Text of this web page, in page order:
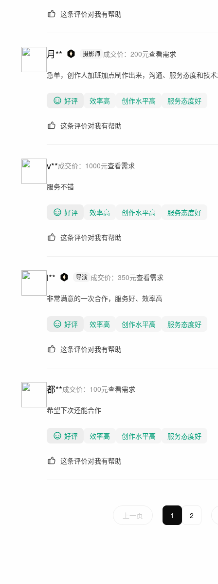
这条评价对我有帮助
月** 摄影师 成交价： 200元查看需求
急单，创作人加班加点制作出来，沟通、服务态度和技
好评 效率高 创作水平高 服务态度好
这条评价对我有帮助
v**成交价： 1000元查看需求
服务不错
好评 效率高 创作水平高 服务态度好
这条评价对我有帮助
l** 导演 成交价： 350元查看需求
非常满意的一次合作，服务好、效率高
好评 效率高 创作水平高 服务态度好
这条评价对我有帮助
都**成交价： 100元查看需求
希望下次还能合作
好评 效率高 创作水平高 服务态度好
这条评价对我有帮助
上一页 1 2